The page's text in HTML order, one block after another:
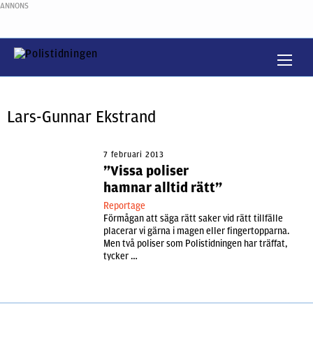
ANNONS
Lars-Gunnar Ekstrand
7 februari 2013
”Vissa poliser
hamnar alltid rätt”
Reportage
Förmågan att säga rätt saker vid rätt tillfälle
placerar vi gärna i magen eller fingertopparna.
Men två poliser som Polistidningen har träffat,
tycker …